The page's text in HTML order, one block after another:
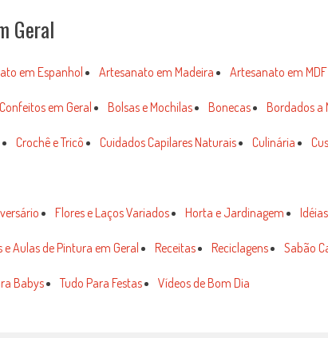
Geral
em Espanhol Artesanato em Madeira Artesanato em MDF
em Geral Bolsas e Mochilas Bonecas Bordados a
Crochê e Tricô Cuidados Capilares Naturais Culinária
Flores e Laços Variados Horta e Jardinagem
Aulas de Pintura em Geral Receitas Reciclagens Sabão
Babys Tudo Para Festas Vídeos de Bom Dia